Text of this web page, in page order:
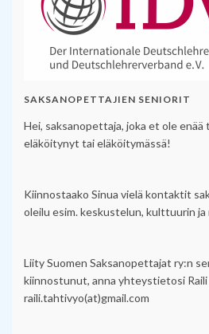
SAKSANOPETTAJIEN SENIORIT
Hei, saksanopettaja, joka et ole enää
eläköitynyt tai eläköitymässä!
Kiinnostaako Sinua vielä kontaktit
oleilu esim. keskustelun, kulttuurin ja
Liity Suomen Saksanopettajat ry:n
kiinnostunut, anna yhteystietosi Raili
raili.tahtivyo(at)gmail.com